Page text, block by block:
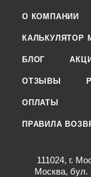
О КОМПАНИИ
КАЛЬКУЛЯТОР
БЛОГ
ОТЗЫВЫ
ОПЛАТЫ
ПРАВИЛА
111024, г.
Москва, бул.